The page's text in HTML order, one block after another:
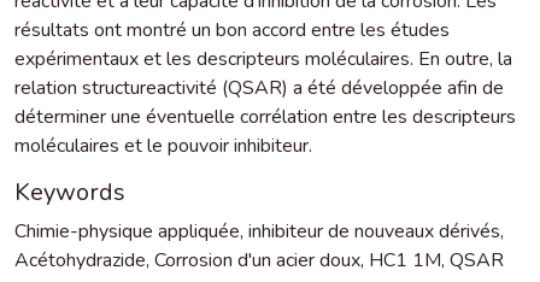
résultats ont montré un bon accord entre les études
expérimentaux et les descripteurs moléculaires. En outre, la
relation structureactivité (QSAR) a été développée afin de
déterminer une éventuelle corrélation entre les descripteurs
moléculaires et le pouvoir inhibiteur.
Keywords
Chimie-physique appliquée, inhibiteur de nouveaux dérivés,
Acétohydrazide, Corrosion d'un acier doux, HC1 1M, QSAR